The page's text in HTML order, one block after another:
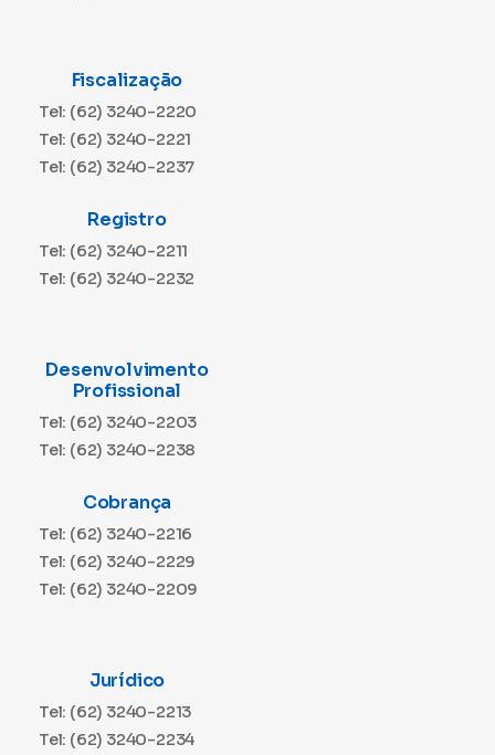
Fiscalização
Tel: (62) 3240-2220
Tel: (62) 3240-2221
Tel: (62) 3240-2237
Registro
Tel: (62) 3240-2211
Tel: (62) 3240-2232
Desenvolvimento
Profissional
Tel: (62) 3240-2203
Tel: (62) 3240-2238
Cobrança
Tel: (62) 3240-2216
Tel: (62) 3240-2229
Tel: (62) 3240-2209
Jurídico
Tel: (62) 3240-2213
Tel: (62) 3240-2234